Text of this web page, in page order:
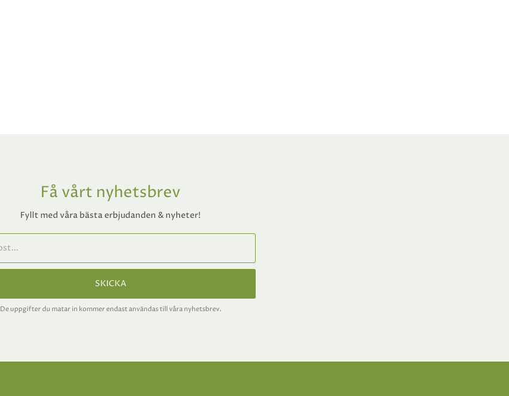
Få vårt nyhetsbrev
Fyllt med våra bästa erbjudanden & nyheter!
SKICKA
De uppgifter du matar in kommer endast användas till våra nyhetsbrev.